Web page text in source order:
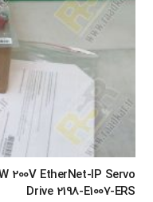
200V EtherNet-IP Servo
Drive 2198-E1007-ERS